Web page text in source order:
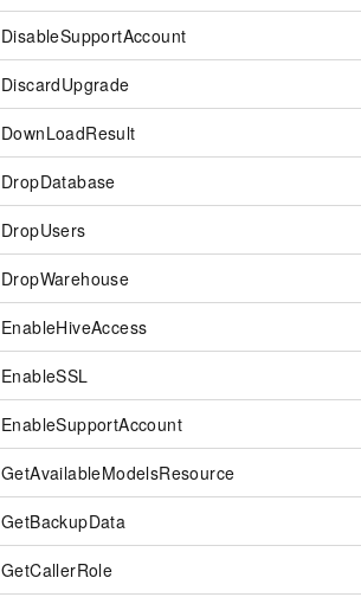
DisableSupportAccount
DiscardUpgrade
DownLoadResult
DropDatabase
DropUsers
DropWarehouse
EnableHiveAccess
EnableSSL
EnableSupportAccount
GetAvailableModelsResource
GetBackupData
GetCallerRole